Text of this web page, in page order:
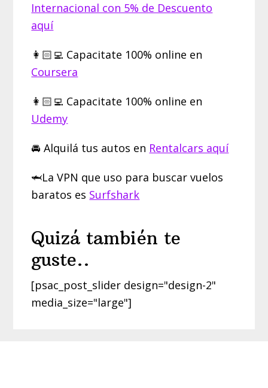
Internacional con 5% de Descuento
aquí
👩🏻‍💻 Capacitate 100% online en
Coursera
👩🏻‍💻 Capacitate 100% online en
Udemy
🚘 Alquilá tus autos en Rentalcars aquí
🦈La VPN que uso para buscar vuelos
baratos es Surfshark
Quizá también te
guste..
[psac_post_slider design="design-2"
media_size="large"]